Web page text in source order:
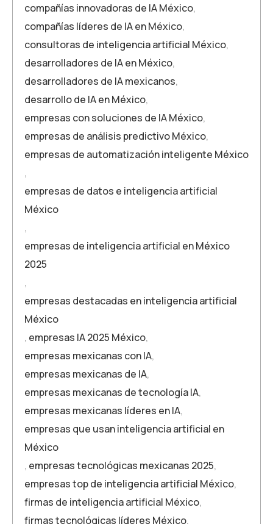
compañías innovadoras de IA México,
compañías líderes de IA en México,
consultoras de inteligencia artificial México,
desarrolladores de IA en México,
desarrolladores de IA mexicanos,
desarrollo de IA en México,
empresas con soluciones de IA México,
empresas de análisis predictivo México,
empresas de automatización inteligente México
,
empresas de datos e inteligencia artificial
México
,
empresas de inteligencia artificial en México
2025
,
empresas destacadas en inteligencia artificial
México
, empresas IA 2025 México,
empresas mexicanas con IA,
empresas mexicanas de IA,
empresas mexicanas de tecnología IA,
empresas mexicanas líderes en IA,
empresas que usan inteligencia artificial en
México
, empresas tecnológicas mexicanas 2025,
empresas top de inteligencia artificial México,
firmas de inteligencia artificial México,
firmas tecnológicas líderes México,